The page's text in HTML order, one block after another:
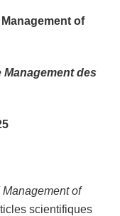
of
Management des
of
scientifiques